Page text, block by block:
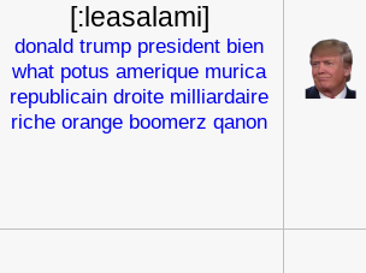
[:leasalami]
donald trump president bien
what potus amerique murica
republicain droite milliardaire
riche orange boomerz qanon